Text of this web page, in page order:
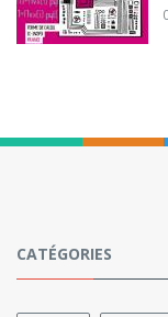
CATÉGORIES